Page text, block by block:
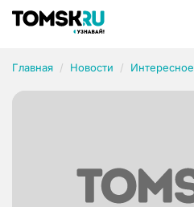
Главная Новости Интересное